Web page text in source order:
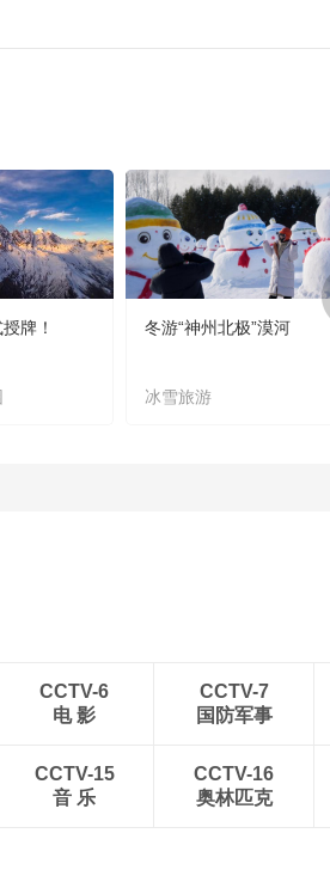
牌！ 冬游“神州北极”漠河
冰雪旅游
CCTV-6
电 影
CCTV-7
国防军事
CCTV-15
音 乐
CCTV-16
奥林匹克